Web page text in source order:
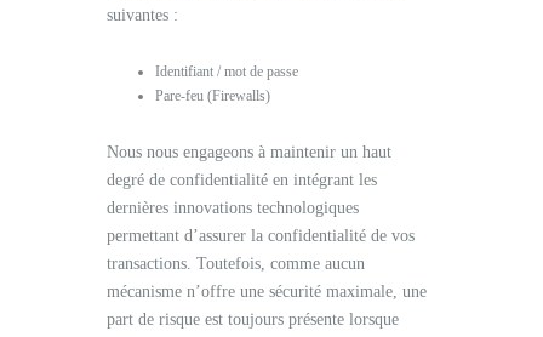
suivantes :
Identifiant / mot de passe
Pare-feu (Firewalls)
Nous nous engageons à maintenir un haut
degré de confidentialité en intégrant les
dernières innovations technologiques
permettant d’assurer la confidentialité de vos
transactions. Toutefois, comme aucun
mécanisme n’offre une sécurité maximale, une
part de risque est toujours présente lorsque